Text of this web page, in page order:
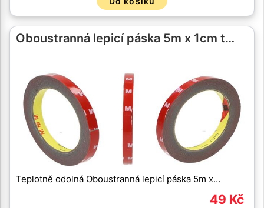
Oboustranná lepicí páska 5m x 1cm t…
Teplotně odolná Oboustranná lepicí páska 5m x…
49 Kč